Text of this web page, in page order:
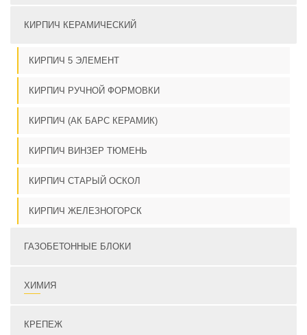
КИРПИЧ КЕРАМИЧЕСКИЙ
КИРПИЧ 5 ЭЛЕМЕНТ
КИРПИЧ РУЧНОЙ ФОРМОВКИ
КИРПИЧ (АК БАРС КЕРАМИК)
КИРПИЧ ВИНЗЕР ТЮМЕНЬ
КИРПИЧ СТАРЫЙ ОСКОЛ
КИРПИЧ ЖЕЛЕЗНОГОРСК
ГАЗОБЕТОННЫЕ БЛОКИ
ХИМИЯ
КРЕПЕЖ